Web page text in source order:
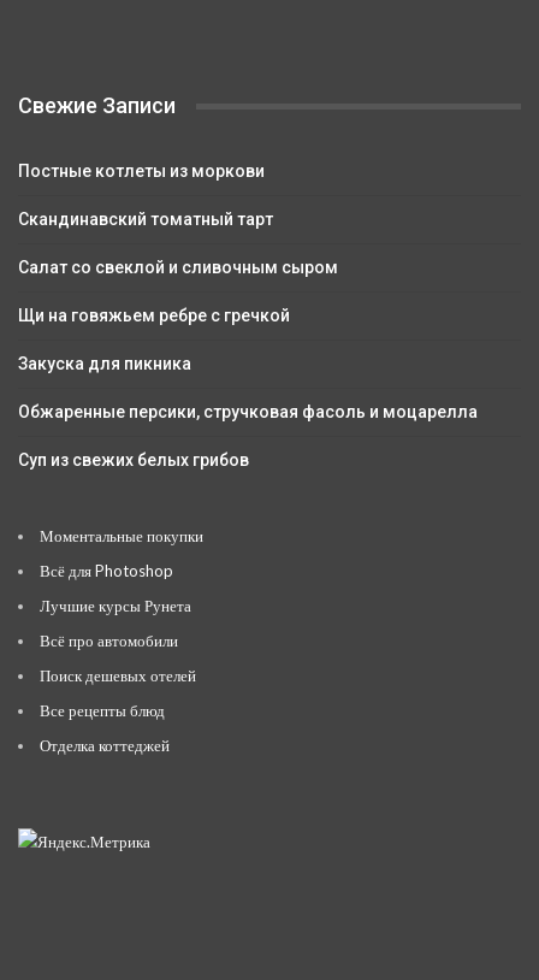
Свежие Записи
Постные котлеты из моркови
Скандинавский томатный тарт
Салат со свеклой и сливочным сыром
Щи на говяжьем ребре с гречкой
Закуска для пикника
Обжаренные персики, стручковая фасоль и моцарелла
Суп из свежих белых грибов
Моментальные покупки
Всё для Photoshop
Лучшие курсы Рунета
Всё про автомобили
Поиск дешевых отелей
Все рецепты блюд
Отделка коттеджей